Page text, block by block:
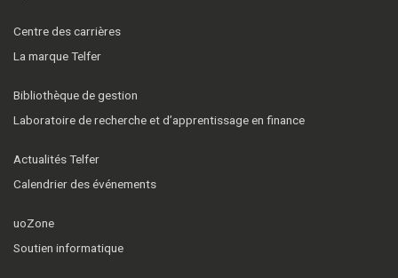
Centre des carrières
La marque Telfer
Bibliothèque de gestion
Laboratoire de recherche et d’apprentissage en finance
Actualités Telfer
Calendrier des événements
uoZone
Soutien informatique